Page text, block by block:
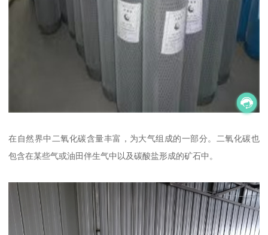
在自然界中二氧化碳含量丰富，为大气组成的一部分。二氧化碳也
包含在某些气或油田伴生气中以及碳酸盐形成的矿石中。